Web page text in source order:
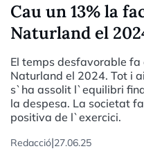
Cau un 13% la
Naturland el
El temps desfavorable
Naturland el 2024. Tot i
s`ha assolit l`equilibri
la despesa. La societat
positiva de l`exercici.
Redacció|27.06.25